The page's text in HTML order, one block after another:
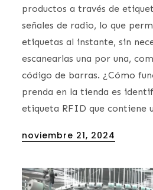
productos a través de
señales de radio, lo que
etiquetas al instante, sin
escanearlas una por una,
código de barras. ¿Cómo
prenda en la tienda es
etiqueta RFID que contiene
Posted
noviembre 21, 2024